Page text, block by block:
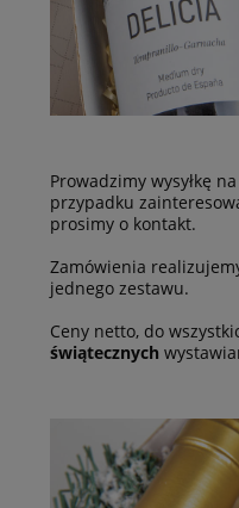
Prowadzimy wysyłkę
przypadku
prosimy o kontakt.
Zamówienia
jednego zestawu.
Ceny netto, do
świątecznych